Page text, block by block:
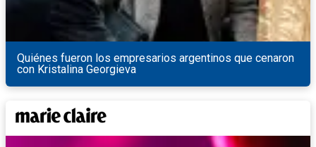
Quiénes fueron los empresarios argentinos que cenaron
con Kristalina Georgieva